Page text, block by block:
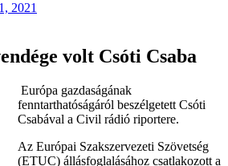
2021
volt Csóti Csaba
Európa gazdaságának
fenntarthatóságáról beszélgetett Csóti
Csabával a Civil rádió riportere.
Az Európai Szakszervezeti Szövetség
(ETUC) állásfoglalásához csatlakozott a